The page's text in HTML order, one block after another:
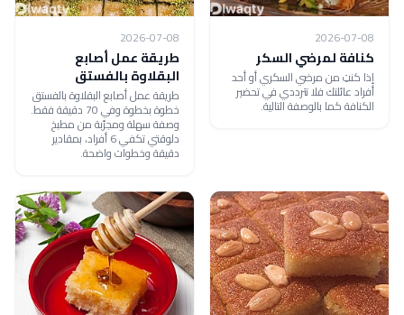
2026-07-08
كنافة لمرضي السكر
إذا كنتِ من مرضي السكري أو أحد
أفراد عائلتك فلا تترددي في تحضير
الكنافة كما بالوصفة التالية.
2026-07-08
طريقة عمل أصابع
البقلاوة بالفستق
طريقة عمل أصابع البقلاوة بالفستق
خطوة بخطوة وفي 70 دقيقة فقط.
وصفة سهلة ومجرّبة من مطبخ
دلوقتي تكفي 6 أفراد، بمقادير
دقيقة وخطوات واضحة.